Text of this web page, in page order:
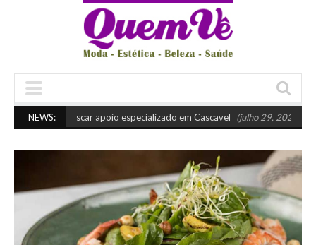
NEWS:
buscar apoio especializado em Cascavel (julho 29, 2026 10:45 am)